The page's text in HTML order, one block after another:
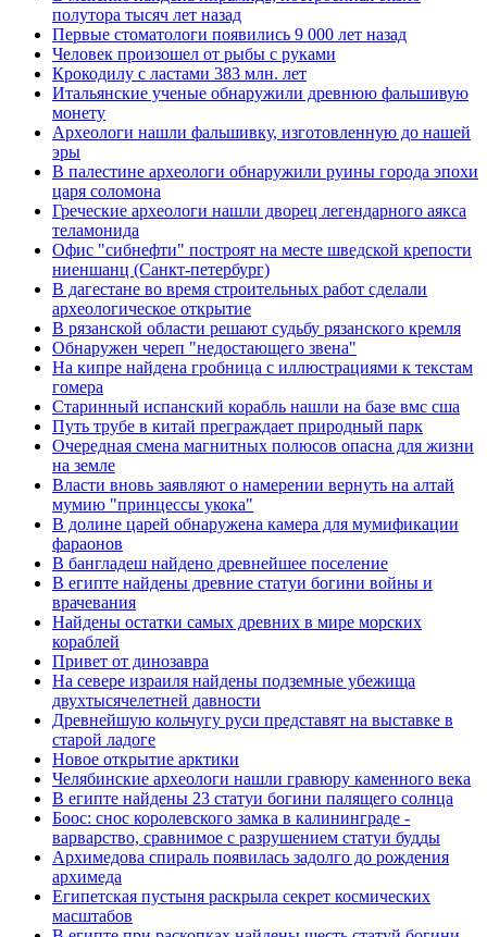
полутора тысяч лет назад
Первые стоматологи появились 9 000 лет назад
Человек произошел от рыбы с руками
Крокодилу с ластами 383 млн. лет
Итальянские ученые обнаружили древнюю фальшивую
монету
Археологи нашли фальшивку, изготовленную до нашей
эры
В палестине археологи обнаружили руины города эпохи
царя соломона
Греческие археологи нашли дворец легендарного аякса
теламонида
Офис "сибнефти" построят на месте шведской крепости
ниеншанц (Санкт-петербург)
В дагестане во время строительных работ сделали
археологическое открытие
В рязанской области решают судьбу рязанского кремля
Обнаружен череп "недостающего звена"
На кипре найдена гробница с иллюстрациями к текстам
гомера
Старинный испанский корабль нашли на базе вмс сша
Путь трубе в китай преграждает природный парк
Очередная смена магнитных полюсов опасна для жизни
на земле
Власти вновь заявляют о намерении вернуть на алтай
мумию "принцессы укока"
В долине царей обнаружена камера для мумификации
фараонов
В бангладеш найдено древнейшее поселение
В египте найдены древние статуи богини войны и
врачевания
Найдены остатки самых древних в мире морских
кораблей
Привет от динозавра
На севере израиля найдены подземные убежища
двухтысячелетней давности
Древнейшую кольчугу руси представят на выставке в
старой ладоге
Новое открытие арктики
Челябинские археологи нашли гравюру каменного века
В египте найдены 23 статуи богини палящего солнца
Боос: снос королевского замка в калининграде -
варварство, сравнимое с разрушением статуи будды
Архимедова спираль появилась задолго до рождения
архимеда
Египетская пустыня раскрыла секрет космических
масштабов